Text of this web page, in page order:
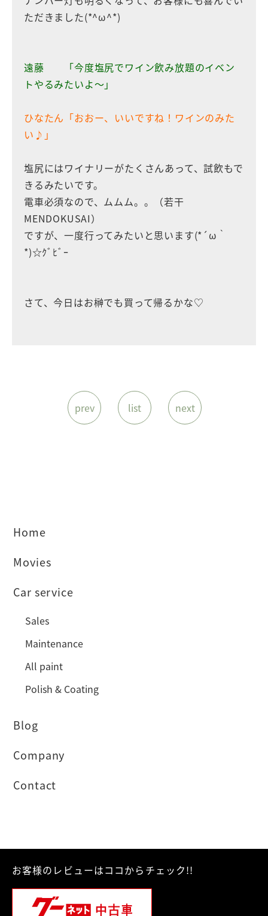
ただきました(*^ω^*)
遠藤 「今度塩尻でワイン飲み放題のイベン
トやるみたいよ〜」
ひなたん「おおー、いいですね！ワインのみた
い♪」
塩尻にはワイナリーがたくさんあって、試飲もで
きるみたいです。
電車必須なので、ムムム。。（若干
MENDOKUSAI）
ですが、一度行ってみたいと思います(*´ω｀
*)☆ｸﾞﾋﾞｰ
さて、今日はお榊でも買って帰るかな♡
prev list next
Home
Movies
Car service
Sales
Maintenance
All paint
Polish & Coating
Blog
Company
Contact
お客様のレビューはココからチェック!!